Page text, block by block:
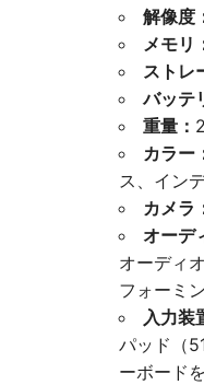
解像度
メモリ
ストレ
バッテ
重量：
カラー
ス、イン
カメラ
オーデ
オーディ
フォーミ
入力装
パッド（
ーボード